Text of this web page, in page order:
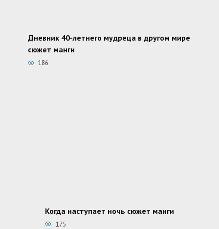
Дневник 40-летнего мудреца в другом мире
сюжет манги
186
Когда наступает ночь сюжет манги
175